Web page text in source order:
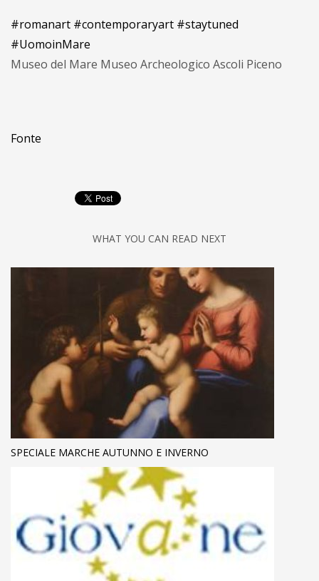
#romanart #contemporaryart #staytuned
#UomoinMare
Museo del Mare Museo Archeologico Ascoli Piceno
Fonte
WHAT YOU CAN READ NEXT
SPECIALE MARCHE AUTUNNO E INVERNO